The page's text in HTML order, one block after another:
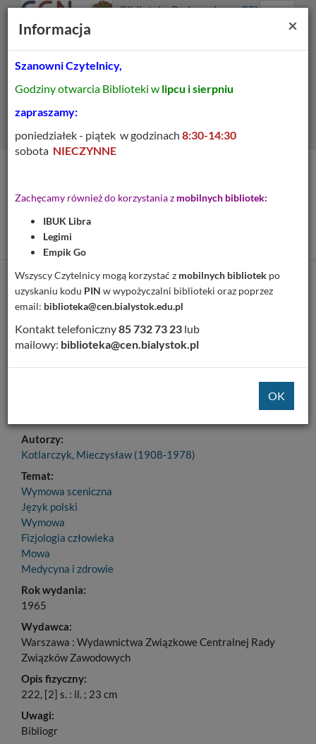
główne
główna
Prolib
główna
Biblioteka Pedagogiczna CEN
Menu
słowa : instrument, dykcja,
ekspresja
Cytuj
Dodaj na Twoją półkę
Szczegóły MARC 21
Autorzy:
Kotlarczyk, Mieczysław (1908-1978)
Temat:
Wymowa sceniczna
Język polski
Wymowa
Fizjologia człowieka
Mowa
Medycyna i zdrowie
Rok wydania:
1965
Wydawca:
Warszawa : Wydawnictwa Związkowe Centralnej Rady
Związków Zawodowych
Opis fizyczny:
222, [2] s. : il. ; 23 cm
Uwagi:
Bibliogr
×
Informacja
Szanowni Czytelnicy,
Godziny otwarcia Biblioteki w lipcu i sierpniu
zapraszamy:
poniedziałek - piątek w godzinach 8:30-14:30
sobota NIECZYNNE
Zachęcamy również do korzystania z mobilnych bibliotek:
IBUK Libra
Legimi
Empik Go
Wszyscy Czytelnicy mogą korzystać z mobilnych bibliotek po
uzyskaniu kodu PIN w wypożyczalni biblioteki oraz poprzez
email: biblioteka@cen.bialystok.edu.pl
Kontakt telefoniczny85 732 73 23 lub
mailowy: biblioteka@cen.bialystok.pl